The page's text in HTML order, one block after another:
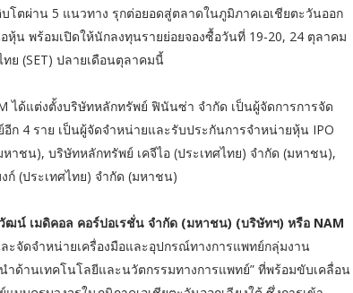
โตผ่าน 5 แนวทาง รุกต่อยอดสู่ตลาดในภูมิภาคเอเชียตะวันออก
น พร้อมเปิดให้นักลงทุนรายย่อยจองซื้อวันที่ 19-20, 24 ตุลาคม
ย (SET) ปลายเดือนตุลาคมนี้
ด้แต่งตั้งบริษัทหลักทรัพย์ ฟินันซ่า จำกัด เป็นผู้จัดการการจัด
4 ราย เป็นผู้จัดจำหน่ายและรับประกันการจำหน่ายหุ้น IPO
ชน), บริษัทหลักทรัพย์ เคจีไอ (ประเทศไทย) จำกัด (มหาชน),
ก์ (ประเทศไทย) จำกัด (มหาชน)
น์ เมดิคอล คอร์ปอเรชั่น จำกัด (มหาชน) (บริษัทฯ) หรือ NAM
จัดจำหน่ายเครื่องมือและอุปกรณ์ทางการแพทย์กลุ่มงาน
ด้านเทคโนโลยีและนวัตกรรมทางการแพทย์” ที่พร้อมขับเคลื่อน